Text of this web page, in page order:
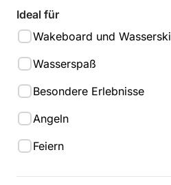
Ideal für
Wakeboard und Wasserski
Wasserspaß
Besondere Erlebnisse
Angeln
Feiern